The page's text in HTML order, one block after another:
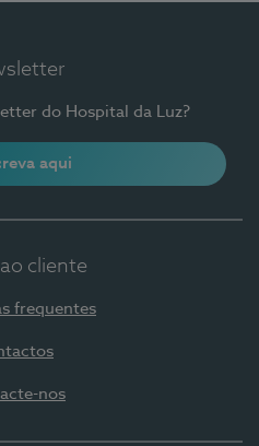
do Hospital da Luz?
aqui
cliente
frequentes
nos